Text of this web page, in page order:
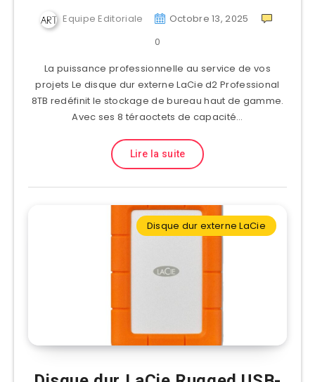
Equipe Editoriale
Octobre 13, 2025
0
La puissance professionnelle au service de vos
projets Le disque dur externe LaCie d2 Professional
8TB redéfinit le stockage de bureau haut de gamme.
Avec ses 8 téraoctets de capacité…
Lire la suite
Disque dur externe LaCie